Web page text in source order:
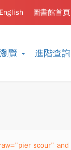
覽 進階查詢
圖書館首頁
English
scour" and